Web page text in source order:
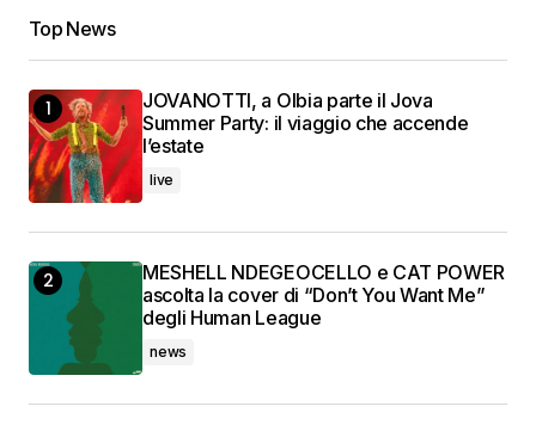
Top News
JOVANOTTI, a Olbia parte il Jova
Summer Party: il viaggio che accende
l’estate
live
MESHELL NDEGEOCELLO e CAT POWER
ascolta la cover di “Don’t You Want Me”
degli Human League
news